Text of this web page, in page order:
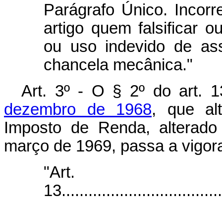
Parágrafo Único.
artigo quem falsificar
ou uso indevido de
chancela mecânica."
Art. 3º - O § 2º do art.
dezembro de 1968, que
Imposto de Renda,
março de 1969, passa a
"Art.